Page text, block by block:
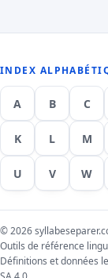
INDEX
A B C
K L M
U V W
© 2026
Outils de référence
Définitions et données